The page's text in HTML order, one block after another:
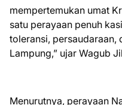
mempertemukan umat
satu perayaan penuh
toleransi, persaudaraan,
Lampung,” ujar Wagub
Menurutnya, perayaan